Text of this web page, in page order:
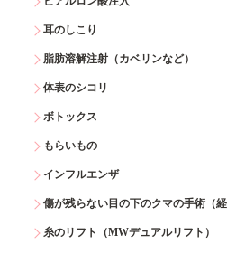
耳のしこり
脂肪溶解注射（カベリンなど）
体表のシコリ
ボトックス
もらいもの
インフルエンザ
傷が残らない目の下のクマの手術（経
糸のリフト（MWデュアルリフト）